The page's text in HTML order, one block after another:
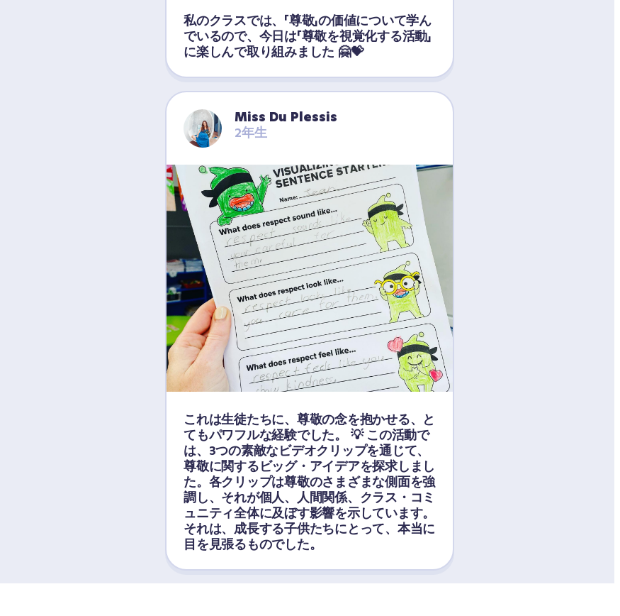
私のクラスでは、「尊敬」の価値について学ん
でいるので、今日は「尊敬を視覚化する活動」
に楽しんで取り組みました 🤗💝
Miss Du Plessis
2年生
これは生徒たちに、尊敬の念を抱かせる、と
てもパワフルな経験でした。 💡 この活動で
は、3つの素敵なビデオクリップを通じて、
尊敬に関するビッグ・アイデアを探求しまし
た。各クリップは尊敬のさまざまな側面を強
調し、それが個人、人間関係、クラス・コミ
ュニティ全体に及ぼす影響を示しています。
それは、成長する子供たちにとって、本当に
目を見張るものでした。